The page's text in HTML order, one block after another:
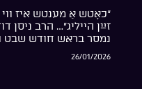
“כאָטש אַ מענטש איז
זײַן הייליג”… הרב ניסן
נמסר בראש חודש שבט
26/01/2026